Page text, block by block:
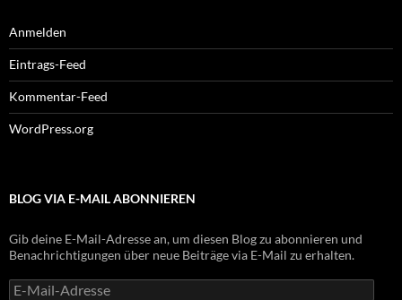
Anmelden
Eintrags-Feed
Kommentar-Feed
WordPress.org
BLOG VIA E-MAIL ABONNIEREN
Gib deine E-Mail-Adresse an, um diesen Blog zu abonnieren und
Benachrichtigungen über neue Beiträge via E-Mail zu erhalten.
E-